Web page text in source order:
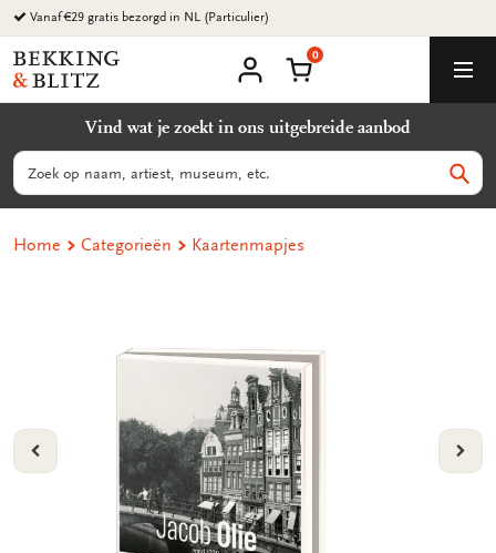
Ga
naar
content
Vanaf €29 gratis bezorgd in NL (Particulier)
Bekking
&
B.V.
account
Winkelmand
0
Vind wat je zoekt in ons uitgebreide aanbod
Zoeken
Home Categorieën Kaartenmapjes
VORIGE